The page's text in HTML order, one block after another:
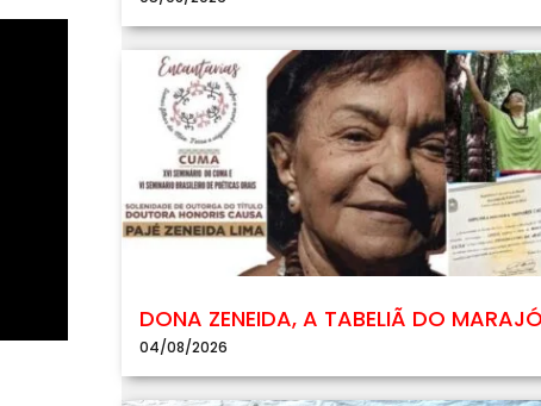
DONA ZENEIDA, A TABELIÃ DO
04/08/2026